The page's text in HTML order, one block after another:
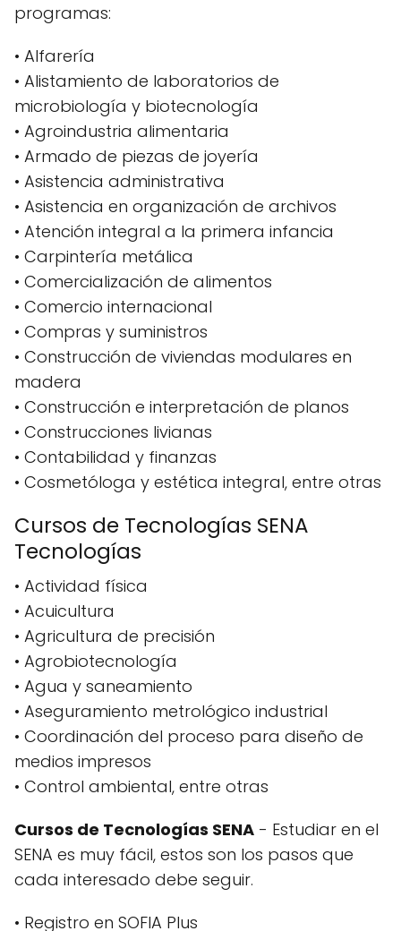
programas:
• Alfarería
• Alistamiento de laboratorios de
microbiología y biotecnología
• Agroindustria alimentaria
• Armado de piezas de joyería
• Asistencia administrativa
• Asistencia en organización de archivos
• Atención integral a la primera infancia
• Carpintería metálica
• Comercialización de alimentos
• Comercio internacional
• Compras y suministros
• Construcción de viviendas modulares en
madera
• Construcción e interpretación de planos
• Construcciones livianas
• Contabilidad y finanzas
• Cosmetóloga y estética integral, entre otras
Cursos de Tecnologías SENA
Tecnologías
• Actividad física
• Acuicultura
• Agricultura de precisión
• Agrobiotecnología
• Agua y saneamiento
• Aseguramiento metrológico industrial
• Coordinación del proceso para diseño de
medios impresos
• Control ambiental, entre otras
Cursos de Tecnologías SENA - Estudiar en el
SENA es muy fácil, estos son los pasos que
cada interesado debe seguir.
• Registro en SOFIA Plus